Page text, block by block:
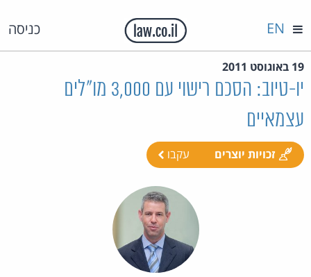
כניסה EN
19 באוגוסט 2011
יו-טיוב: הסכם רישוי עם 3,000 מו"לים
עצמאיים
זכויות יוצרים עקבו